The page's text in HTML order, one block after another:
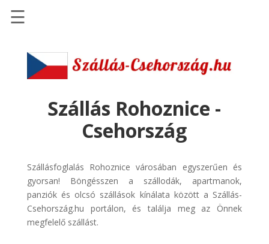
Szállások
Szállásinfo.eu
pénzvisszatérítéssel
Discover
Cars
Transzfer
☰
Szállás Rohoznice -
Csehország
Szállásfoglalás Rohoznice városában egyszerűen és
gyorsan! Böngésszen a szállodák, apartmanok,
panziók és olcsó szállások kínálata között a Szállás-
Csehország.hu portálon, és találja meg az Önnek
megfelelő szállást.